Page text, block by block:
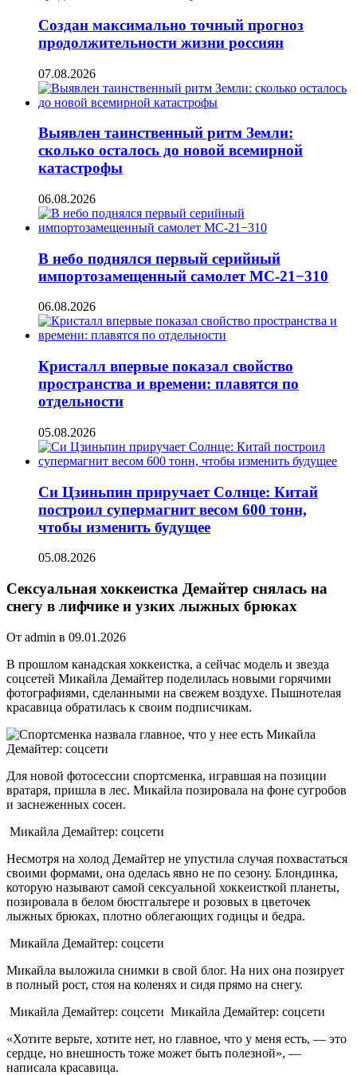
Создан максимально точный прогноз
продолжительности жизни россиян
07.08.2026
Выявлен таинственный ритм Земли:
сколько осталось до новой всемирной
катастрофы
06.08.2026
В небо поднялся первый серийный
импортозамещенный самолет МС-21−310
06.08.2026
Кристалл впервые показал свойство
пространства и времени: плавятся по
отдельности
05.08.2026
Си Цзиньпин приручает Солнце: Китай
построил супермагнит весом 600 тонн,
чтобы изменить будущее
05.08.2026
Сексуальная хоккеистка Демайтер снялась на
снегу в лифчике и узких лыжных брюках
От admin в 09.01.2026
В прошлом канадская хоккеистка, а сейчас модель и звезда
соцсетей Микайла Демайтер поделилась новыми горячими
фотографиями, сделанными на свежем воздухе. Пышнотелая
красавица обратилась к своим подписчикам.
Микайла
Демайтер: соцсети
Для новой фотосессии спортсменка, игравшая на позиции
вратаря, пришла в лес. Микайла позировала на фоне сугробов
и заснеженных сосен.
Микайла Демайтер: соцсети
Несмотря на холод Демайтер не упустила случая похвастаться
своими формами, она оделась явно не по сезону. Блондинка,
которую называют самой сексуальной хоккеисткой планеты,
позировала в белом бюстгальтере и розовых в цветочек
лыжных брюках, плотно облегающих годицы и бедра.
Микайла Демайтер: соцсети
Микайла выложила снимки в свой блог. На них она позирует
в полный рост, стоя на коленях и сидя прямо на снегу.
Микайла Демайтер: соцсети Микайла Демайтер: соцсети
«Хотите верьте, хотите нет, но главное, что у меня есть, — это
сердце, но внешность тоже может быть полезной», —
написала красавица.